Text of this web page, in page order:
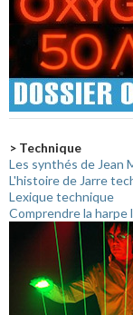
> Technique
Les synthés de Jean
L'histoire de Jarre
Lexique technique
Comprendre la harpe